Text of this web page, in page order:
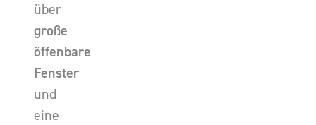
über
große
öffenbare
Fenster
und
eine